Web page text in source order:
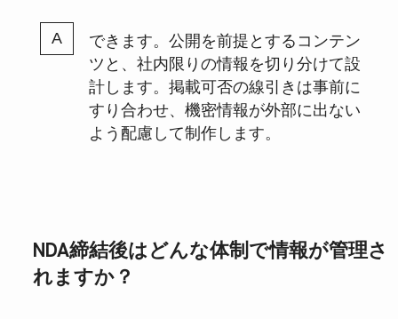
できます。公開を前提とするコンテン
ツと、社内限りの情報を切り分けて設
計します。掲載可否の線引きは事前に
すり合わせ、機密情報が外部に出ない
よう配慮して制作します。
NDA締結後はどんな体制で情報が管理さ
れますか？